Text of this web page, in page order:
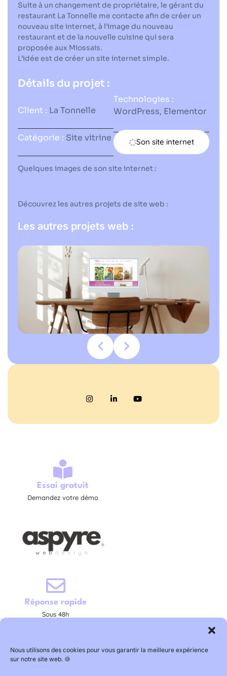
Nous utilisons des cookies pour vous garantir la meilleure expérience
sur notre site web. 🍪
Suite à un changement de propriétaire, le gérant du
restaurant La Tonnelle me contacte afin de créer un
nouveau site internet, à l’image du nouveau
restaurant et de la nouvelle cuisine qui sera
proposée aux Miossais.
L’idée est de créer un site internet simple.
Détails du projet :
Client : La Tonnelle
Catégorie : Site vitrine
Technologies :
WordPress, Elementor
Son site internet
Quelques images de son site internet :
Découvrez les autres projets de site web :
Les autres projets web :
Réponse rapide
Sous 48h
Essai gratuit
Demandez votre démo